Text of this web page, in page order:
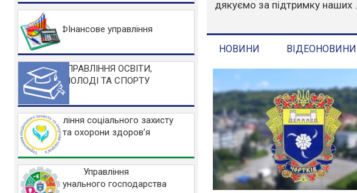
ФІнансове управління
УПРАВЛІННЯ ОСВІТИ,
МОЛОДІ ТА СПОРТУ
Управління соціального захисту
та охорони здоров’я
Управління
комунального господарства
НОВИНИ ВІДЕОНОВИНИ